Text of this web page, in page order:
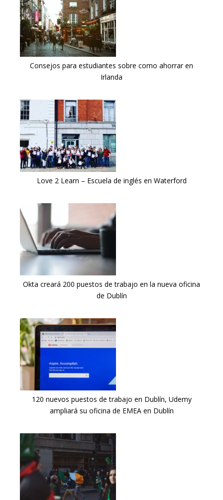
Consejos para estudiantes sobre como ahorrar en
Irlanda
Love 2 Learn – Escuela de inglés en Waterford
Okta creará 200 puestos de trabajo en la nueva oficina
de Dublín
120 nuevos puestos de trabajo en Dublín, Udemy
ampliará su oficina de EMEA en Dublín